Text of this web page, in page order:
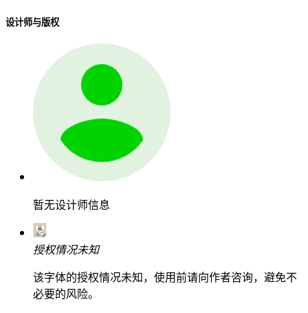
设计师与版权
暂无设计师信息
授权情况未知
该字体的授权情况未知，使用前请向作者咨询，避免不
必要的风险。